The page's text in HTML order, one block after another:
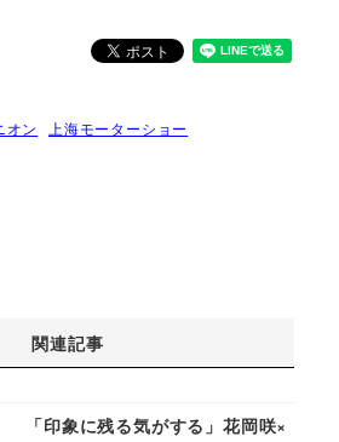
オン 上海モーターショー
関連記事
「印象に残る気がする」花岡咲×